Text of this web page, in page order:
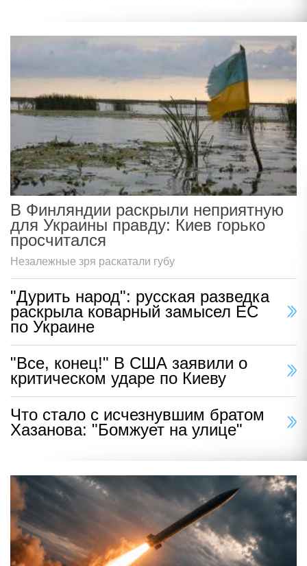
В Финляндии раскрыли неприятную
для Украины правду: Киев горько
просчитался
Незалежные зря раскатали губу
"Дурить народ": русская разведка
раскрыла коварный замысел ЕС
по Украине
"Все, конец!" В США заявили о
критическом ударе по Киеву
Что стало с исчезнувшим братом
Хазанова: "Бомжует на улице"